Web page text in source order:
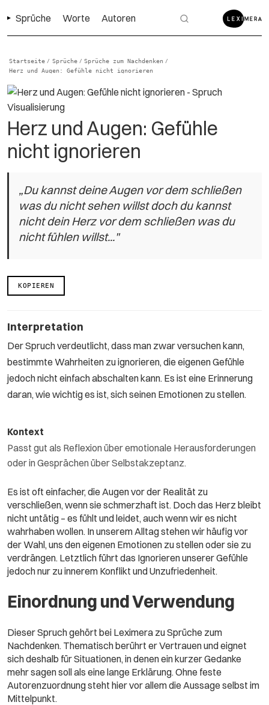
Sprüche Worte Autoren
Startseite / Sprüche / Sprüche zum Nachdenken /
Herz und Augen: Gefühle nicht ignorieren
Herz und Augen: Gefühle
nicht ignorieren
„Du kannst deine Augen vor dem schließen
was du nicht sehen willst doch du kannst
nicht dein Herz vor dem schließen was du
nicht fühlen willst..."
KOPIEREN
Interpretation
Der Spruch verdeutlicht, dass man zwar versuchen kann,
bestimmte Wahrheiten zu ignorieren, die eigenen Gefühle
jedoch nicht einfach abschalten kann. Es ist eine Erinnerung
daran, wie wichtig es ist, sich seinen Emotionen zu stellen.
Kontext
Passt gut als Reflexion über emotionale Herausforderungen
oder in Gesprächen über Selbstakzeptanz.
Es ist oft einfacher, die Augen vor der Realität zu
verschließen, wenn sie schmerzhaft ist. Doch das Herz bleibt
nicht untätig – es fühlt und leidet, auch wenn wir es nicht
wahrhaben wollen. In unserem Alltag stehen wir häufig vor
der Wahl, uns den eigenen Emotionen zu stellen oder sie zu
verdrängen. Letztlich führt das Ignorieren unserer Gefühle
jedoch nur zu innerem Konflikt und Unzufriedenheit.
Einordnung und Verwendung
Dieser Spruch gehört bei Leximera zu Sprüche zum
Nachdenken. Thematisch berührt er Vertrauen und eignet
sich deshalb für Situationen, in denen ein kurzer Gedanke
mehr sagen soll als eine lange Erklärung. Ohne feste
Autorenzuordnung steht hier vor allem die Aussage selbst im
Mittelpunkt.